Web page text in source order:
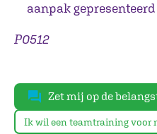
aanpak
P0512
Zet mij op de
Ik wil een teamtraining voor